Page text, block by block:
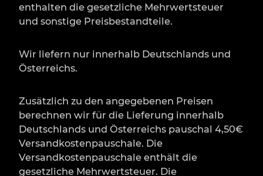
enthalten die gesetzliche Mehrwertsteuer
und sonstige Preisbestandteile.
Wir liefern nur innerhalb Deutschlands und
Österreichs.
Zusätzlich zu den angegebenen Preisen
berechnen wir für die Lieferung innerhalb
Deutschlands und Österreichs pauschal 4,50€
Versandkostenpauschale. Die
Versandkostenpauschale enthält die
gesetzliche Mehrwertsteuer. Die